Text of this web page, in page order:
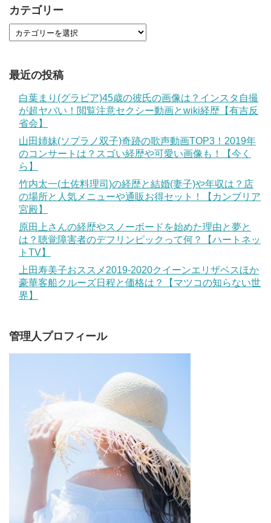
カテゴリー
最近の投稿
白葉まり(グラビア)45歳の彼氏の画像は？インスタ自撮
が超ヤバい！閲覧注意セクシー動画とwiki経歴【有吉反
省会】
山田姉妹(ソプラノ双子)奇跡の歌声動画TOP3！2019年
のコンサートは？スゴい経歴や可愛い画像も！【今く
ら】
竹内太一(土佐料理司)の経歴と結婚(妻子)や年収は？店
の場所と人気メニューや通販お得セット！【カンブリア
宮殿】
原田上さんの経歴やスノーボードを始めた理由と夢と
は？聴覚障害者のデフリンピックって何？【ハートネッ
トTV】
上田寿美子おススメ2019-2020クイーンエリザベスほか
豪華客船クルーズ日程と価格は？【マツコの知らない世
界】
管理人プロフィール